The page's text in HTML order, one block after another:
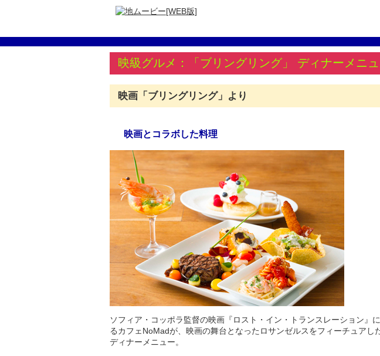
映級グルメ：「ブリングリング」 ディナーメニ
映画「ブリングリング」より
映画とコラボした料理
ソフィア・コッポラ監督の映画『ロスト・イン・トランスレーション』
るカフェNoMadが、映画の舞台となったロサンゼルスをフィーチュアし
ディナーメニュー。